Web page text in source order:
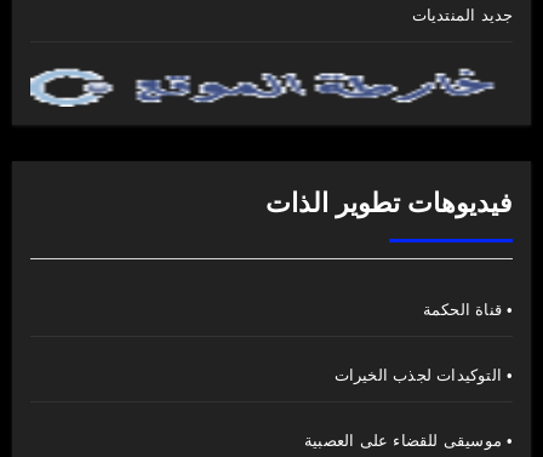
جديد المنتديات
فيديوهات تطوير الذات
• قناة الحكمة
• التوكيدات لجذب الخيرات
• موسيقى للقضاء على العصبية